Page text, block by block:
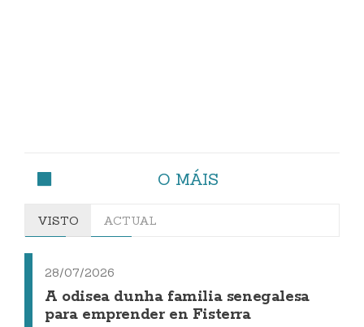
O MÁIS
VISTO ACTUAL
28/07/2026
A odisea dunha familia senegalesa
para emprender en Fisterra